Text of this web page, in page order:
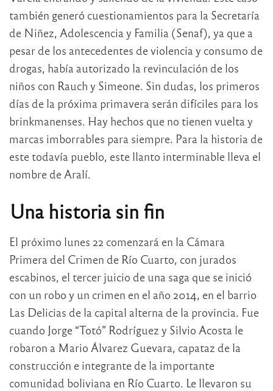
también generó cuestionamientos para la Secretaría
de Niñez, Adolescencia y Familia (Senaf), ya que a
pesar de los antecedentes de violencia y consumo de
drogas, había autorizado la revinculación de los
niños con Rauch y Simeone. Sin dudas, los primeros
días de la próxima primavera serán difíciles para los
brinkmanenses. Hay hechos que no tienen vuelta y
marcas imborrables para siempre. Para la historia de
este todavía pueblo, este llanto interminable lleva el
nombre de Aralí.
Una historia sin fin
El próximo lunes 22 comenzará en la Cámara
Primera del Crimen de Río Cuarto, con jurados
escabinos, el tercer juicio de una saga que se inició
con un robo y un crimen en el año 2014, en el barrio
Las Delicias de la capital alterna de la provincia. Fue
cuando Jorge “Totó” Rodríguez y Silvio Acosta le
robaron a Mario Álvarez Guevara, capataz de la
construcción e integrante de la importante
comunidad boliviana en Río Cuarto. Le llevaron su